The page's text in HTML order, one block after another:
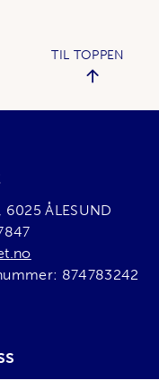
TIL TOPPEN
6025 ÅLESUND
874783242